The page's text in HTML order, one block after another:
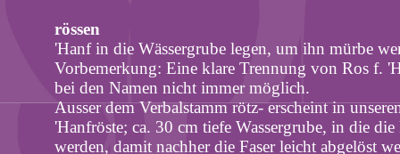
rössen
'Hanf in die Wässergrube legen, um ihn mürbe
Vorbemerkung: Eine klare Trennung von Ros f.
bei den Namen nicht immer möglich.
Ausserdem Verbalstammrötz- erscheint in
'Hanfröste; ca. 30 cm tiefe Wassergrube, in die
werden, damit nachher die Faser leicht abgelöst